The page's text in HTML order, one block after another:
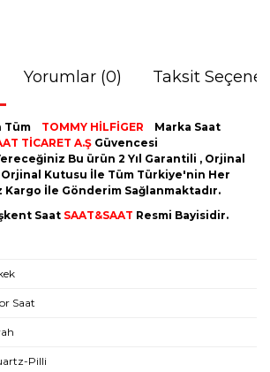
Yorumlar (0) Taksit
Tüm TOMMY HİLFİGER
Marka Saat
TİCARET A.Ş Güvencesi
Bu ürün 2 Yıl Garantili , Orjinal
Kutusu İle Tüm Türkiye'nin Her
Kargo İle Gönderim Sağlanmaktadır.
Saat SAAT&SAAT Resmi Bayisidir.
Saat
Pilli